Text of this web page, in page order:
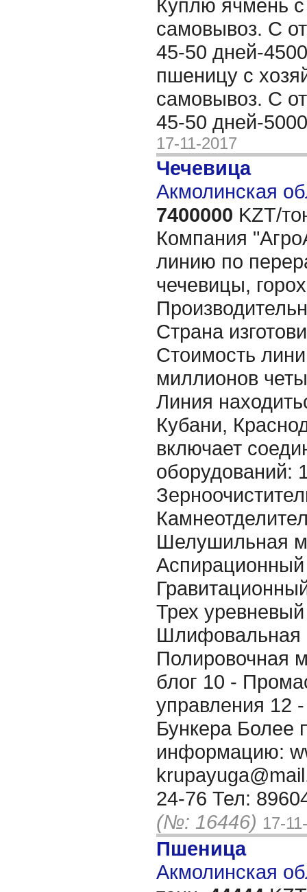
Куплю ячмень
самовывоз. С
45-50 дней-
пшеницу с
самовывоз. С
45-50 дней-
17-11-2017
Чечевица
Акмолинская
7400000 KZT/
Компания
линию по
чечевицы,
Страна
Стоимость
миллионов
Линия
Кубани,
включает
оборудований:
Шелушильная
Трех
Шлифовальная
Полировочная
блог 10 -
управления 12
Бункера Более
информацию:
24-76 Тел:
(№: 16446) 17-
Пшеница
Акмолинская